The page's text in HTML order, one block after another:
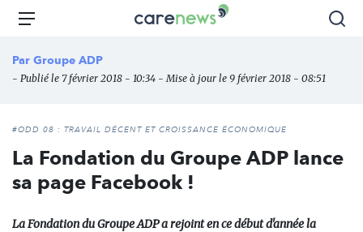
Aller
principal
Carenews,
des
l'engagement
Menu
Par Groupe ADP
- Publié le 7 février 2018 - 10:34 - Mise à jour le 9 février 2018 - 08:51
#ODD 08 : TRAVAIL DÉCENT ET CROISSANCE ÉCONOMIQUE
La Fondation du Groupe ADP lance
sa page Facebook !
La Fondation du Groupe ADP a rejoint en ce début d'année la